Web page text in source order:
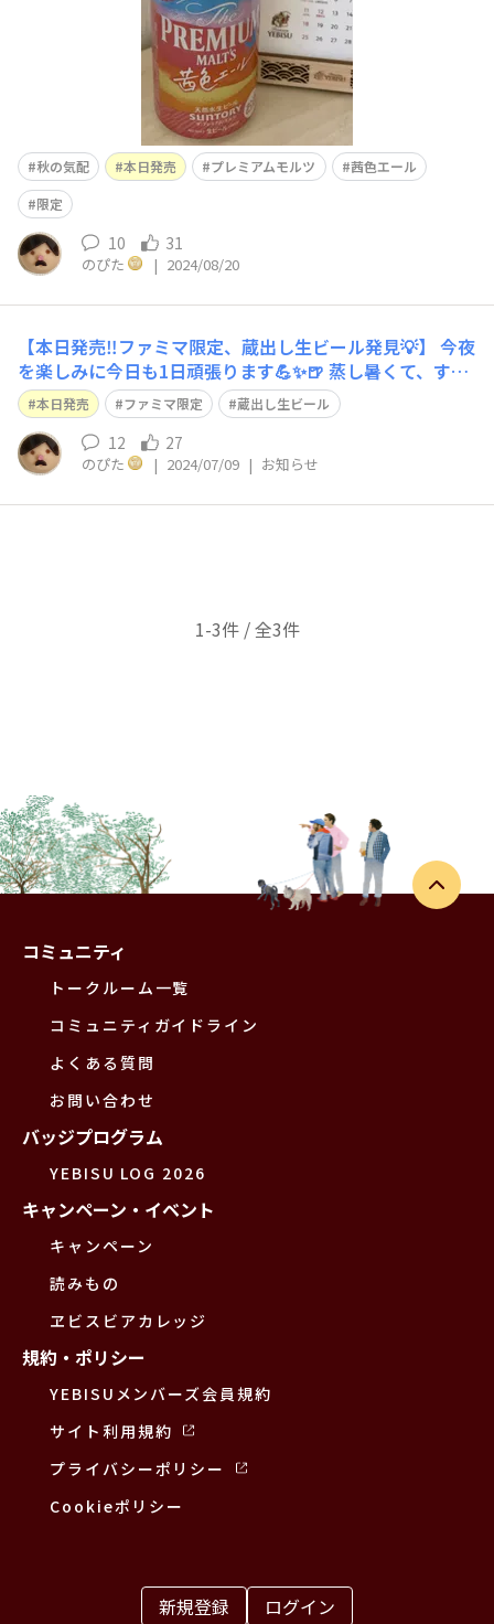
秋の気配 本日発売 プレミアムモルツ
茜色エール
限定
10 31
のぴた | 2024/08/20
【本日発売‼️ファミマ限定、蔵出し生ビール発見💡】 今夜
を楽しみに今日も1日頑張ります💪✨🍺 蒸し暑くて、すで
に汗だく💦
本日発売 ファミマ限定 蔵出し生ビール
12 27
のぴた | 2024/07/09 | お知らせ
1-3件 / 全3件
コミュニティ
トークルーム一覧
コミュニティガイドライン
よくある質問
お問い合わせ
バッジプログラム
YEBISU LOG 2026
キャンペーン・イベント
キャンペーン
読みもの
ヱビスビアカレッジ
規約・ポリシー
YEBISUメンバーズ会員規約
サイト利用規約
プライバシーポリシー
Cookieポリシー
新規登録 ログイン